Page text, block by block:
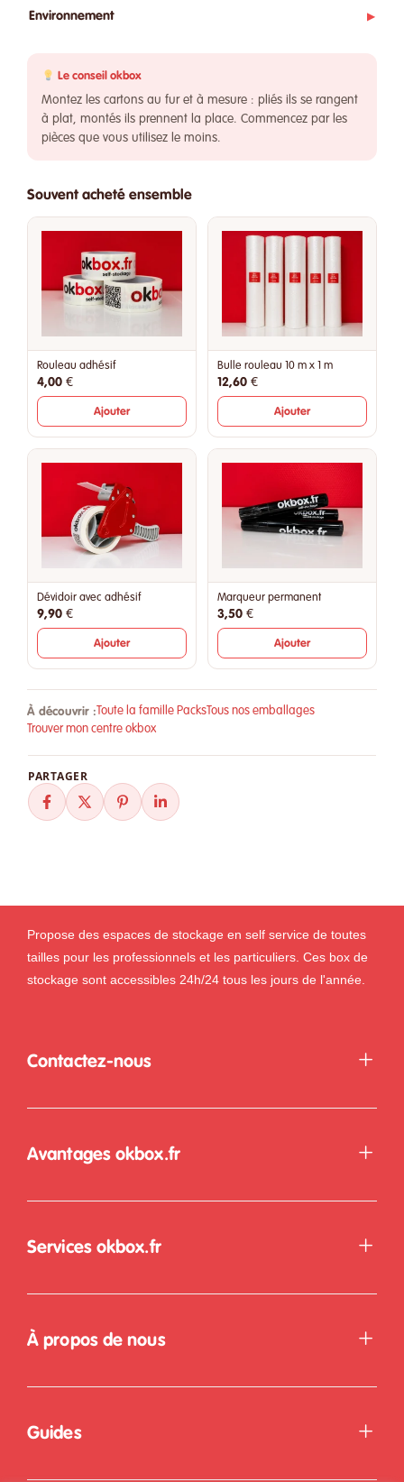
Environnement ▶
Le conseil okbox
Montez les cartons au fur et à mesure : pliés ils se rangent
à plat, montés ils prennent la place. Commencez par les
pièces que vous utilisez le moins.
Souvent acheté ensemble
Rouleau adhésif
4,00 €
Ajouter
Bulle rouleau 10 m x 1 m
12,60 €
Ajouter
Dévidoir avec adhésif
9,90 €
Ajouter
Marqueur permanent
3,50 €
Ajouter
À découvrir : Toute la famille Packs Tous nos emballages
Trouver mon centre okbox
PARTAGER
Propose des espaces de stockage en self service de toutes
tailles pour les professionnels et les particuliers. Ces box de
stockage sont accessibles 24h/24 tous les jours de l'année.
Contactez-nous
Avantages okbox.fr
Services okbox.fr
À propos de nous
Guides